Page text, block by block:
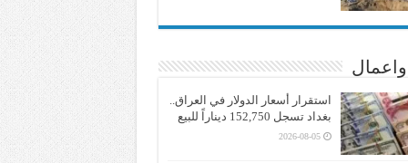
استقرار أسعار الدولار في العراق..
بغداد تسجل 152,750 ديناراً للبيع
2026-08-05